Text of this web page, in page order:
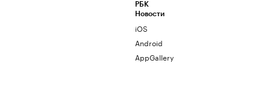
РБК
Новости
iOS
Android
AppGallery